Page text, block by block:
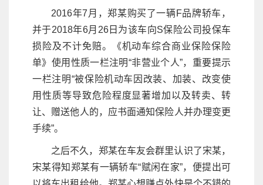
2016年7月，郑某购买了一辆F品牌轿车，
并于2018年6月26日为该车向S保险公司投保车
损险及不计免赔。《机动车综合商业保险保险
单》使用性质一栏注明“非营业个人”，重要提示
一栏注明“被保险机动车因改装、加装、改变使
用性质等导致危险程度显著增加以及转卖、转
让、赠送他人的，应书面通知保险人并办理变更
手续”。
之后不久，郑某在车友会群里认识了宋某，
宋某得知郑某有一辆轿车“赋闲在家”，便提出可